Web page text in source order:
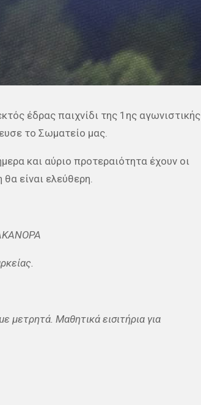
έδρας παιχνίδι της 1ης αγωνιστικής
το Σωματείο μας.
και αύριο προτεραιότητα έχουν οι
είναι ελεύθερη.
μετρητά. Μαθητικά εισιτήρια για